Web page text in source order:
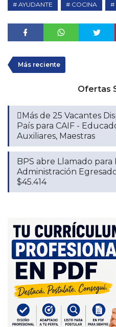
AYUDANTE COCINA
Más reciente
Ofertas
🫟Más de 25 Vacantes
País para CAIF -
Auxiliares, Maestras
BPS abre Llamado para
Administración
$45.414